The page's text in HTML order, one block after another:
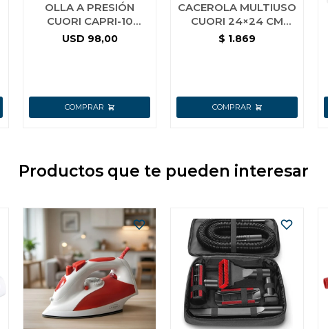
OLLA A PRESIÓN
CUORI CAPRI-10
ACERO INOX.
USD 98,00
CACEROLA MULTIUSO
CUORI 24×24 CM
MULTICHEF
$ 1.869
Productos que te pueden interesar